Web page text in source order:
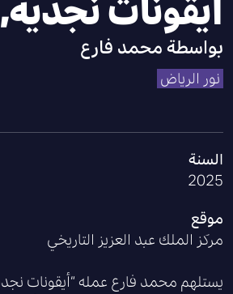
أيقونات نجدية, 2025
بواسطة محمد فارع
نور الرياض
السنة
2025
موقع
مركز الملك عبد العزيز التاريخي